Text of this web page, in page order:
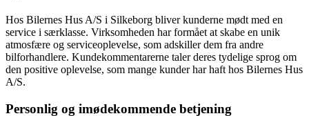
Hos Bilernes Hus A/S i Silkeborg bliver kunderne mødt med en
service i særklasse. Virksomheden har formået at skabe en unik
atmosfære og serviceoplevelse, som adskiller dem fra andre
bilforhandlere. Kundekommentarerne taler deres tydelige sprog om
den positive oplevelse, som mange kunder har haft hos Bilernes Hus
A/S.
Personlig og imødekommende betjening